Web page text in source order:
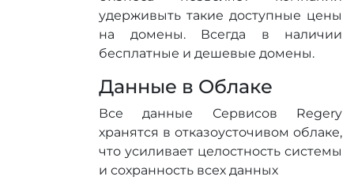
удерживыть такие доступные цены
на домены. Всегда в наличии
бесплатные и дешевые домены.
Данные в Облаке
Все данные Сервисов Regery
хранятся в отказоусточивом облаке,
что усиливает целостность системы
и сохранность всех данных